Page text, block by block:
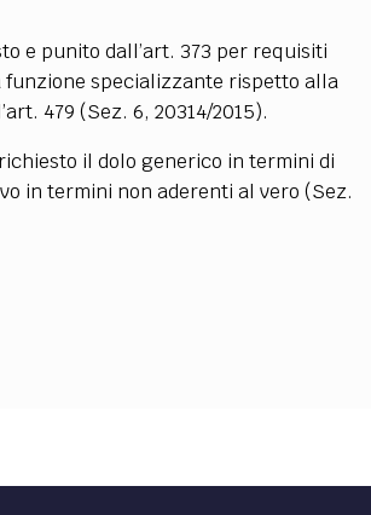
e punito dall’art. 373 per requisiti
specializzante rispetto alla
479 (Sez. 6, 20314/2015).
il dolo generico in termini di
in termini non aderenti al vero (Sez.